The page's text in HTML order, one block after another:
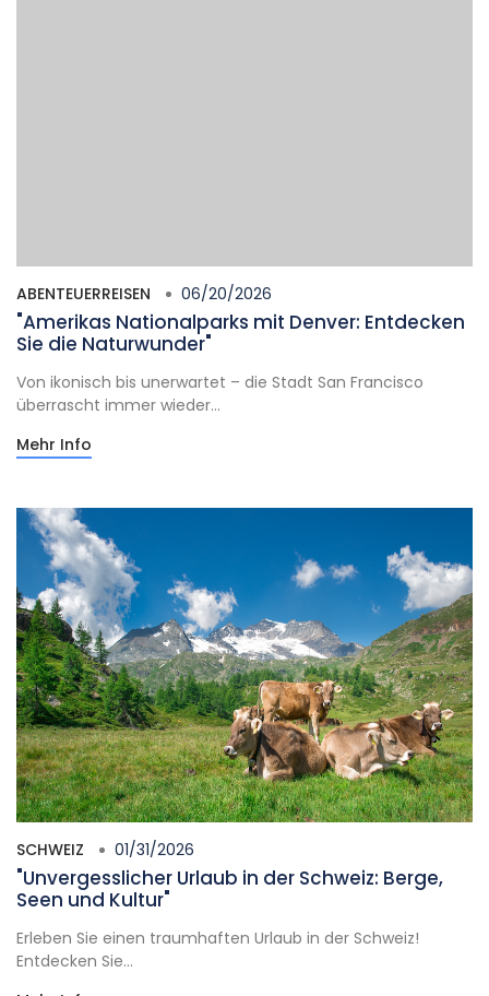
ABENTEUERREISEN 06/20/2026
"Amerikas Nationalparks mit Denver: Entdecken
Sie die Naturwunder"
Von ikonisch bis unerwartet – die Stadt San Francisco
überrascht immer wieder...
Mehr Info
SCHWEIZ 01/31/2026
"Unvergesslicher Urlaub in der Schweiz: Berge,
Seen und Kultur"
Erleben Sie einen traumhaften Urlaub in der Schweiz!
Entdecken Sie...